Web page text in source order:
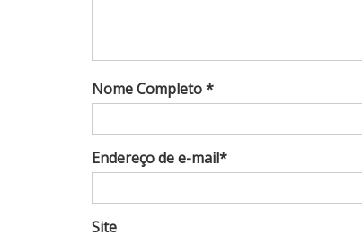
Nome Completo *
Endereço de e-mail*
Site